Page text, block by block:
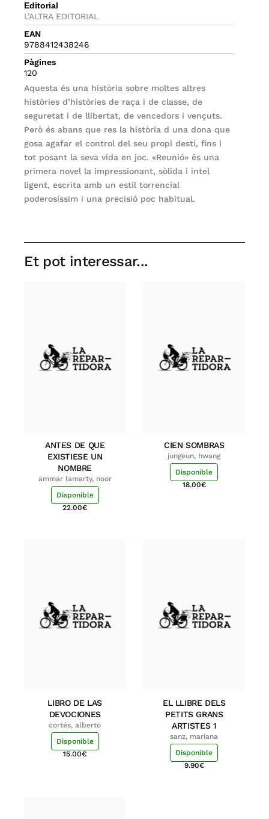
Editorial
L’ALTRA EDITORIAL
EAN
9788412438246
Pàgines
120
Aquesta és una història sobre moltes altres
històries d’històries de raça i de classe, de
seguretat i de llibertat, de vencedors i vençuts.
Però és abans que res la història d una dona que
gosa agafar el control del seu propi destí, fins i
tot posant la seva vida en joc. «Reunió» és una
primera novel la impressionant, sòlida i intel
ligent, escrita amb un estil torrencial
poderosíssim i una precisió poc habitual.
Et pot interessar...
ANTES DE QUE
EXISTIESE UN
NOMBRE
ammar lamarty, noor
Disponible
22.00€
CIEN SOMBRAS
jungeun, hwang
Disponible
18.00€
LIBRO DE LAS
DEVOCIONES
cortés, alberto
Disponible
15.00€
EL LLIBRE DELS
PETITS GRANS
ARTISTES 1
sanz, mariana
Disponible
9.90€